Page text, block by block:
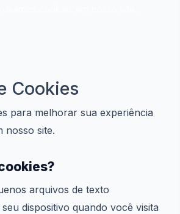
Cookies
para melhorar sua experiência
nosso site.
arquivos de texto
dispositivo quando você visita